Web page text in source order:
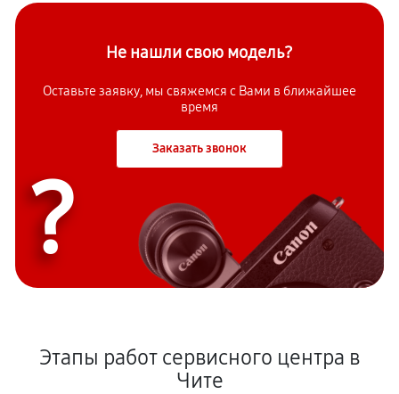
Не нашли свою модель?
Оставьте заявку, мы свяжемся с Вами в ближайшее
время
Заказать звонок
?
Этапы работ сервисного центра в
Чите